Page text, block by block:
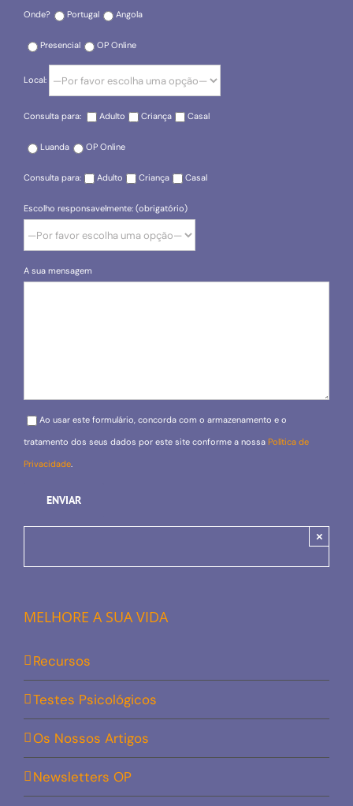
Onde? Portugal Angola
Presencial OP Online
Local:
Consulta para: Adulto Criança Casal
Luanda OP Online
Consulta para: Adulto Criança Casal
Escolho responsavelmente: (obrigatório)
A sua mensagem
Please leave this field empty.
Ao usar este formulário, concorda com o armazenamento e o
tratamento dos seus dados por este site conforme a nossa Política de
Privacidade.
×
MELHORE A SUA VIDA
Recursos
Testes Psicológicos
Os Nossos Artigos
Newsletters OP